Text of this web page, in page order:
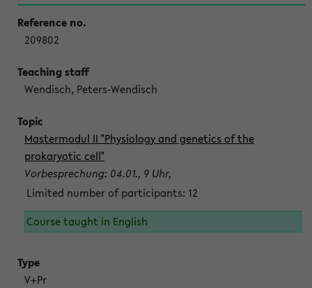
209802
Wendisch, Peters-Wendisch
Mastermodul II "Physiology and genetics of the
prokaryotic cell"
Vorbesprechung: 04.01., 9 Uhr,
Limited number of participants: 12
Course taught in English
V+Pr